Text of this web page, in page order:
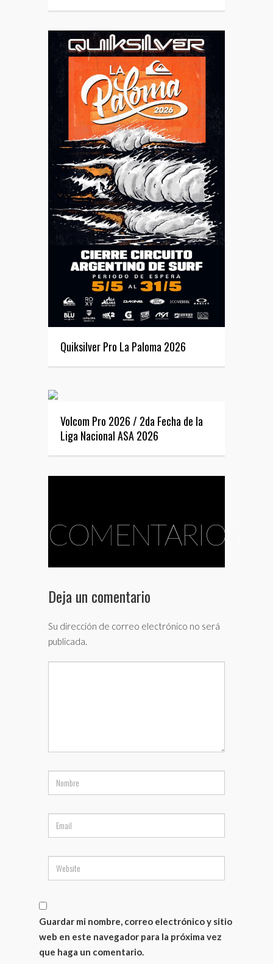
Quiksilver Pro La Paloma 2026
Volcom Pro 2026 / 2da Fecha de la
Liga Nacional ASA 2026
COMENTARIOS
Deja un comentario
Su dirección de correo electrónico no será
publicada.
Guardar mi nombre, correo electrónico y sitio
web en este navegador para la próxima vez
que haga un comentario.